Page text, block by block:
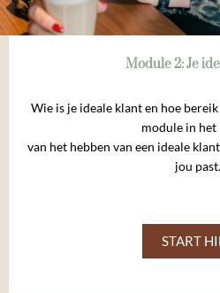
Module 2: Je
Wie is je ideale klant en hoe
module in het
van het hebben van een ideale
jou past.
START